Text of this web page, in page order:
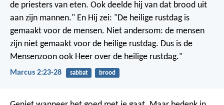
de priesters van eten. Ook deelde hij van dat brood uit
aan zijn mannen." En Hij zei: "De heilige rustdag is
gemaakt voor de mensen. Niet andersom: de mensen
zijn niet gemaakt voor de heilige rustdag. Dus is de
Mensenzoon ook Heer over de heilige rustdag."
Marcus 2:23-28 sabbat brood